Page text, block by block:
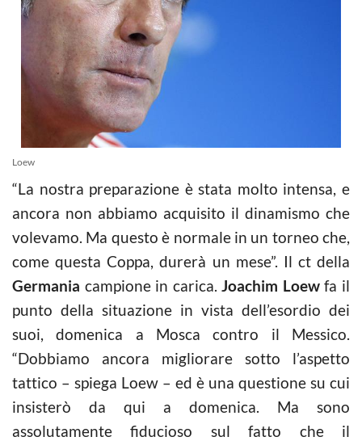
Loew
“La nostra preparazione è stata molto intensa, e
ancora non abbiamo acquisito il dinamismo che
volevamo. Ma questo è normale in un torneo che,
come questa Coppa, durerà un mese”. Il ct della
Germania campione in carica. Joachim Loewfa il
punto della situazione in vista dell’esordio dei
suoi, domenica a Mosca contro il Messico.
“Dobbiamo ancora migliorare sotto l’aspetto
tattico – spiega Loew – ed è una questione su cui
insisterò da qui a domenica. Ma sono
assolutamente fiducioso sul fatto che il